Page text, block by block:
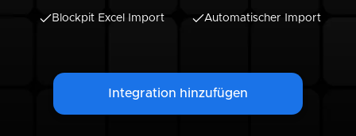
Blockpit Excel Import Automatischer Import
Integration hinzufügen